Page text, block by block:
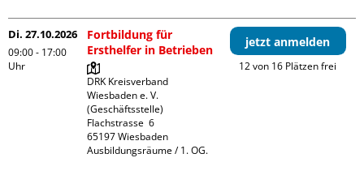
Di. 27.10.2026
09:00 - 17:00
Uhr
Fortbildung für
Ersthelfer in Betrieben
DRK Kreisverband
Wiesbaden e. V.
(Geschäftsstelle)
Flachstrasse  6
65197 Wiesbaden
Ausbildungsräume / 1. OG.
jetzt anmelden
12 von 16 Plätzen frei